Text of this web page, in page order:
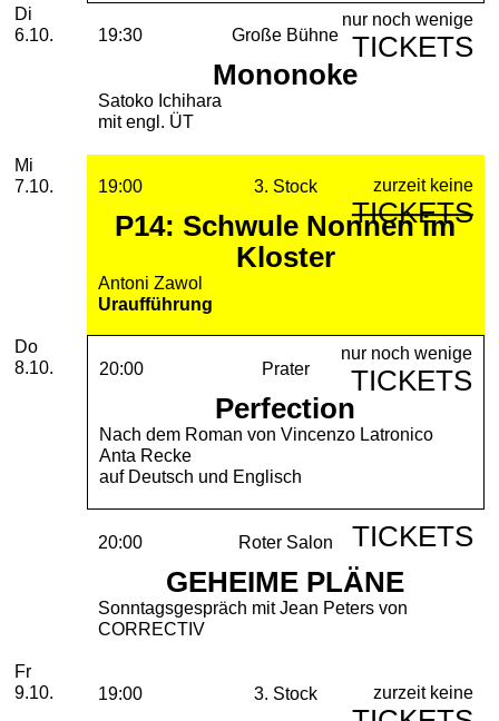
Dienstag, 06. Oktober 2026
Di
6.10.
19:30 Große Bühne
Mononoke
Satoko Ichihara
mit engl. ÜT
nur noch wenige
TICKETS
Mittwoch, 07. Oktober 2026
Mi
7.10.
19:00 3. Stock
P14: Schwule Nonnen im
Kloster
Antoni Zawol
Uraufführung
zurzeit keine
TICKETS
Donnerstag, 08. Oktober 2026
Do
8.10.
20:00 Prater
Perfection
Nach dem Roman von Vincenzo Latronico
Anta Recke
auf Deutsch und Englisch
nur noch wenige
TICKETS
20:00 Roter Salon
GEHEIME PLÄNE
Sonntagsgespräch mit Jean Peters von
CORRECTIV
TICKETS
Freitag, 09. Oktober 2026
Fr
9.10.
19:00 3. Stock zurzeit keine